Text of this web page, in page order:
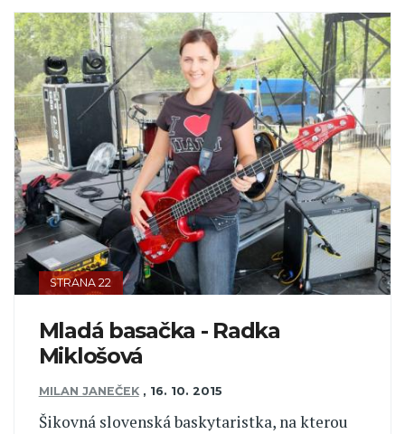
STRANA 22
Mladá basačka - Radka
Miklošová
MILAN JANEČEK , 16. 10. 2015
Šikovná slovenská baskytaristka, na kterou